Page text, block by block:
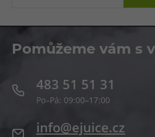
Pomůžeme vám s
483 51 51 31
Po–Pá: 09:00–17:00
info@ejuice.cz